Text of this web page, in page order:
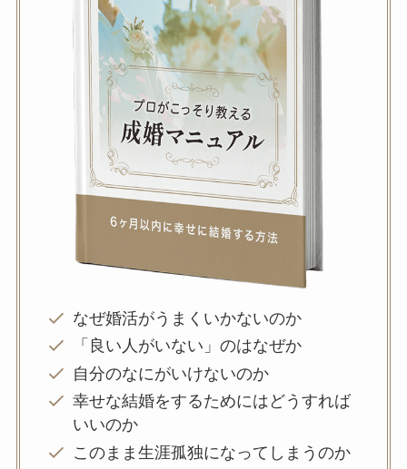
なぜ婚活がうまくいかないのか
「良い人がいない」のはなぜか
自分のなにがいけないのか
幸せな結婚をするためにはどうすれば
いいのか
このまま生涯孤独になってしまうのか